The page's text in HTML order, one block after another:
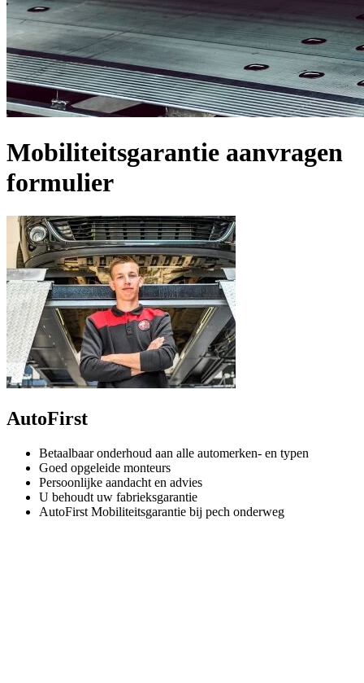
Mobiliteitsgarantie aanvragen
formulier
AutoFirst
Betaalbaar onderhoud aan alle automerken- en typen
Goed opgeleide monteurs
Persoonlijke aandacht en advies
U behoudt uw fabrieksgarantie
AutoFirst Mobiliteitsgarantie bij pech onderweg